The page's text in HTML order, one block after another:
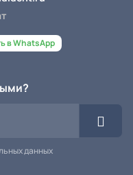
в WhatsApp
данных